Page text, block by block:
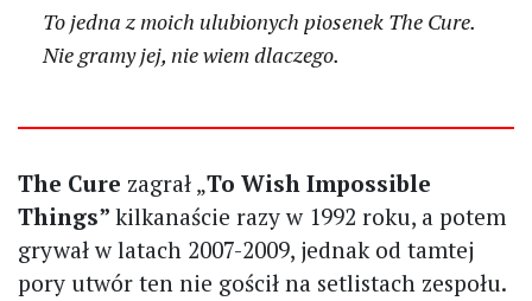
To jedna z moich ulubionych piosenek The Cure.
Nie gramy jej, nie wiem dlaczego.
The Cure zagrał „To Wish Impossible
Things” kilkanaście razy w 1992 roku, a potem
grywał w latach 2007-2009, jednak od tamtej
pory utwór ten nie gościł na setlistach zespołu.